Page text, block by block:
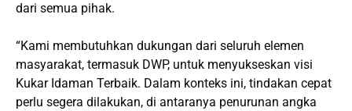
dari semua pihak.
“Kami membutuhkan dukungan dari seluruh elemen
masyarakat, termasuk DWP, untuk menyukseskan visi
Kukar Idaman Terbaik. Dalam konteks ini, tindakan cepat
perlu segera dilakukan, di antaranya penurunan angka